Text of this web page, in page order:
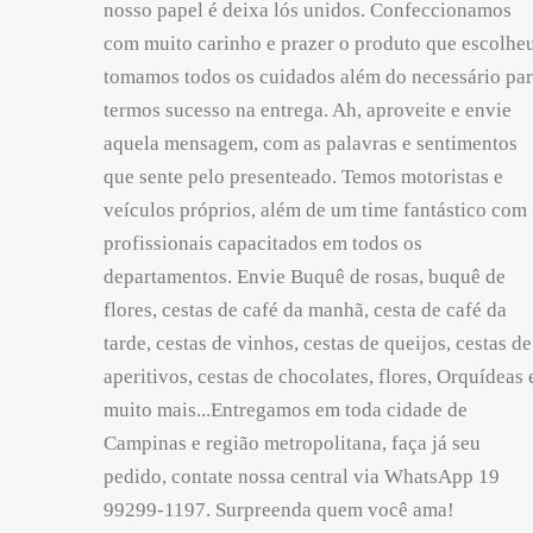
nosso papel é deixa lós unidos. Confeccionamos
com muito carinho e prazer o produto que
tomamos todos os cuidados além do necessário
termos sucesso na entrega. Ah, aproveite e envie
aquela mensagem, com as palavras e sentimentos
que sente pelo presenteado. Temos motoristas e
veículos próprios, além de um time fantástico com
profissionais capacitados em todos os
departamentos. Envie Buquê de rosas, buquê de
flores, cestas de café da manhã, cesta de café da
tarde, cestas de vinhos, cestas de queijos, cestas de
aperitivos, cestas de chocolates, flores, Orquídeas
muito mais...Entregamos em toda cidade de
Campinas e região metropolitana, faça já seu
pedido, contate nossa central via WhatsApp 19
99299-1197. Surpreenda quem você ama!